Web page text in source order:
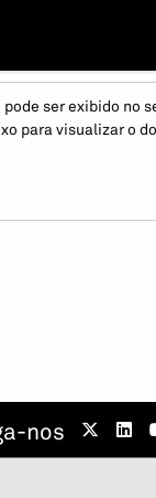
ser exibido no
para visualizar o
nos